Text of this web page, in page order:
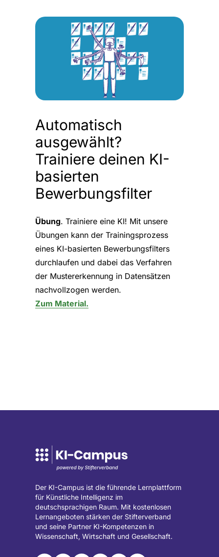
Automatisch
ausgewählt?
Trainiere deinen KI-
basierten
Bewerbungsfilter
Übung. Trainiere eine KI! Mit unsere
Übungen kann der Trainingsprozess
eines KI-basierten Bewerbungsfilters
durchlaufen und dabei das Verfahren
der Mustererkennung in Datensätzen
nachvollzogen werden.
Zum Material.
Der KI-Campus ist die führende Lernplattform
für Künstliche Intelligenz im
deutschsprachigen Raum. Mit kostenlosen
Lernangeboten stärken der Stifterverband
und seine Partner KI-Kompetenzen in
Wissenschaft, Wirtschaft und Gesellschaft.